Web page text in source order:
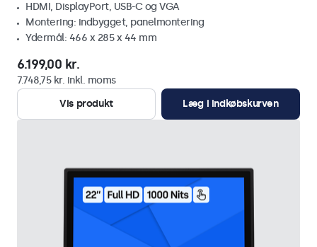
HDMI, DisplayPort, USB-C og VGA
Montering: indbygget, panelmontering
Ydermål: 466 x 285 x 44 mm
6.199,00 kr.
7.748,75 kr. inkl. moms
Vis produkt
Læg i indkøbskurven